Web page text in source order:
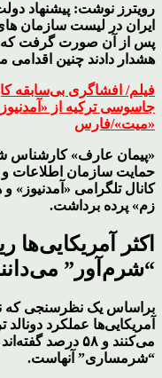
رویترز نوشت: پیشنهاد
ایران در لیست سازمان
پس از آن صورت گرفت که
هشدار دادند چنین اقدامی
فیلم/ افشاگری بی‌سابقه
«میت»/فارس
«پیمان عارف» کارشناس
حمایت سازمان اطلاعات
زم» پرده برداشت.
اکثر
“شرم‌آور”
آمریکایی‌ها عملکرد
می‌کنند و ۵۸
“شرمساری” آنهاست.